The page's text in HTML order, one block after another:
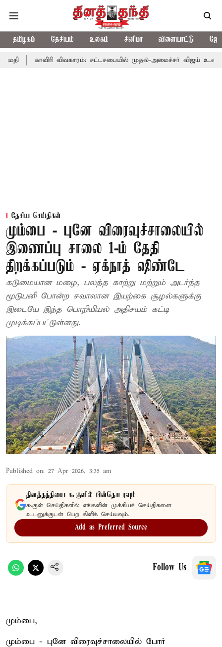
தமிழகம் தேசியம் உலகம் சினிமா விளையாட்டு
விவகாரம்: சட்டசபையில் முதல்-அமைச்சர் விஜய் உரை
தேசிய செய்திகள்
மும்பை - புனே விரைவுச்சாலையில்
இணைப்பு சாலை 1-ம் தேதி
திறக்கப்படும் - ஏக்நாத் ஷிண்டே
கடுமையான மழை, பலத்த காற்று மற்றும் அடர்ந்த
மூடுபனி போன்ற சவாலான இயற்கை சூழல்களுக்கு
இடையே இந்த பொறியியல் அதிசயம் கட்டி
முடிக்கப்பட்டுள்ளது.
Published on: 27 Apr 2026, 3:35 am
தினத்தந்தியை கூகுளில் பின்தொடரவும்
கூகுள் செய்திகளில் எங்களின் முக்கியச் செய்திகளை
உடனுக்குடன் பெற கிளிக் செய்யவும்.
Add as Preferred Source
Follow Us
மும்பை,
மும்பை - புனே விரைவுச்சாலையில் போர்